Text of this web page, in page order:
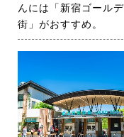
んには「新宿ゴール
街」がおすすめ。